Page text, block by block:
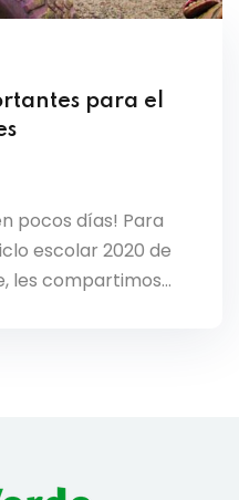
para el
pocos días! Para
escolar 2020 de
les compartimos…